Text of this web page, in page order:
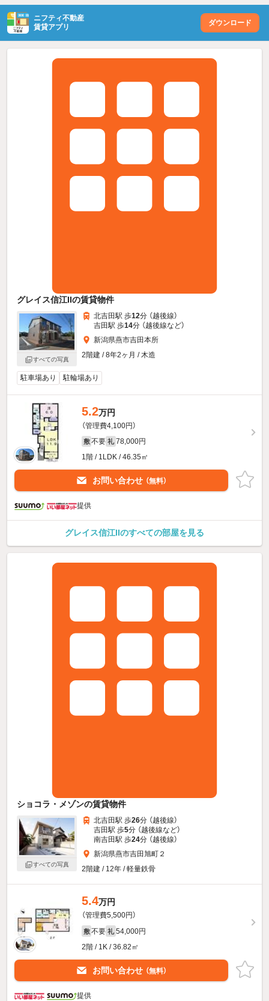
ニフティ不動産
賃貸アプリ
ダウンロード
グレイス信江IIの賃貸物件
すべての写真
北吉田駅 歩12分 （越後線）
吉田駅 歩14分 （越後線など）
新潟県燕市吉田本所
2階建 / 8年2ヶ月 / 木造
駐車場あり 駐輪場あり
5.2万円
（管理費4,100円）
敷 不要 礼 78,000円
1階 / 1LDK / 46.35㎡
お問い合わせ （無料）
提供
グレイス信江IIのすべての部屋を見る
ショコラ・メゾンの賃貸物件
すべての写真
北吉田駅 歩26分 （越後線）
吉田駅 歩5分 （越後線など）
南吉田駅 歩24分 （越後線）
新潟県燕市吉田旭町２
2階建 / 12年 / 軽量鉄骨
5.4万円
（管理費5,500円）
敷 不要 礼 54,000円
2階 / 1K / 36.82㎡
お問い合わせ （無料）
提供